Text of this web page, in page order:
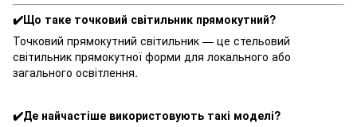
✔️Що таке точковий світильник прямокутний?
Точковий прямокутний світильник — це стельовий
світильник прямокутної форми для локального або
загального освітлення.
✔️Де найчастіше використовують такі моделі?